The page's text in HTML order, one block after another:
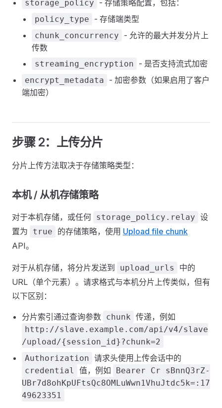
storage_policy - 存储策略配置，包括：
policy_type - 存储端类型
chunk_concurrency
- 允许的最大并发分片上
传数
streaming_encryption - 是否支持流式加密
encrypt_metadata
- 加密参数（如果启用了客户
端加密）
步骤 2：上传分片
分片上传方法取决于存储策略类型：
本机 / 从机存储策略
对于本机存储，或任何 storage_policy.relay 设
置为
true 的存储策略，使用 Upload file chunk
API。
对于从机存储，将分片发送到 upload_urls
中的
URL（单个元素）。请求格式与本机分片上传类似，但有
以下区别：
分片索引通过查询参数 chunk 传递，例如
http://slave.example.com/api/v4/slave
/upload/{session_id}?chunk=2
Authorization 请求头使用上传会话中的
credential 值，例如
Bearer Cr sBnnQ3rZ-
UBr7d8ohKpUFtsQc8OMLuWwn1VhuJtdc5k=:17
49623351